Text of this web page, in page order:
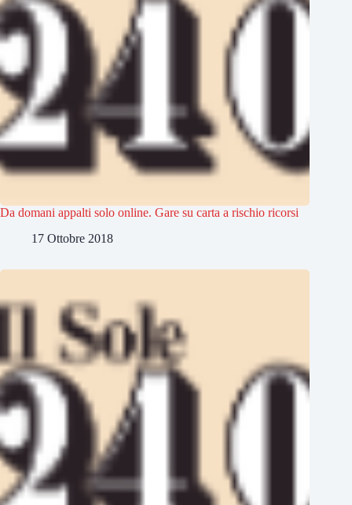
Da domani appalti solo online. Gare su carta a rischio ricorsi
17 Ottobre 2018